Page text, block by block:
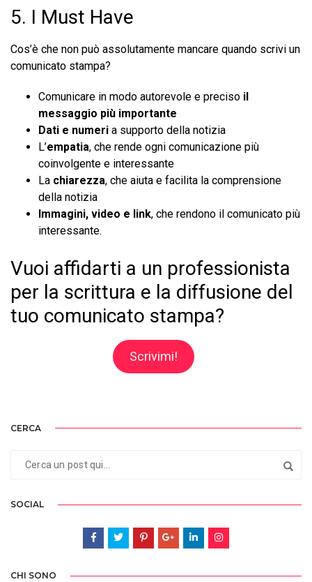
5. I Must Have
Cos’è che non può assolutamente mancare quando scrivi un
comunicato stampa?
Comunicare in modo autorevole e preciso il
messaggio più importante
Dati e numeri a supporto della notizia
L’empatia, che rende ogni comunicazione più
coinvolgente e interessante
La chiarezza, che aiuta e facilita la comprensione
della notizia
Immagini, video e link, che rendono il comunicato più
interessante.
Vuoi affidarti a un professionista
per la scrittura e la diffusione del
tuo comunicato stampa?
Scrivimi!
CERCA
SOCIAL
CHI SONO